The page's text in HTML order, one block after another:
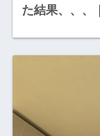
た結果、、、